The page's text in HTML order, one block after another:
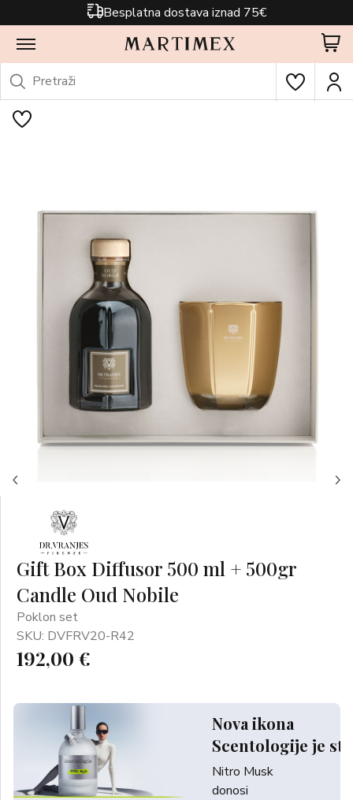
Besplatna dostava iznad 75€
Gift Box Diffusor 500 ml + 500gr
Candle Oud Nobile
Poklon set
SKU: DVFRV20-R42
192,00 €
Nova ikona
Scentologije je
Nitro Musk
donosi